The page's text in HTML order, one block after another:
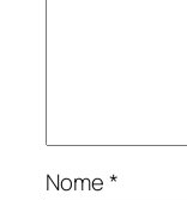
Nome*